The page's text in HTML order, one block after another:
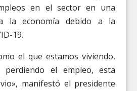
en el sector en una
la economía debido a la
19.
el que estamos viviendo,
el empleo, esta
manifestó el presidente